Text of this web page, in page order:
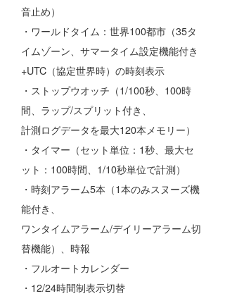
音止め）
・ワールドタイム：世界100都市（35タ
イムゾーン、サマータイム設定機能付き
+UTC（協定世界時）の時刻表示
・ストップウオッチ（1/100秒、100時
間、ラップ/スプリット付き、
計測ログデータを最大120本メモリー）
・タイマー（セット単位：1秒、最大セ
ット：100時間、1/10秒単位で計測）
・時刻アラーム5本（1本のみスヌーズ機
能付き、
ワンタイムアラーム/デイリーアラーム切
替機能）、時報
・フルオートカレンダー
・12/24時間制表示切替
予報士 hiro.
banpaku
Mr.K
chappy
Romisea